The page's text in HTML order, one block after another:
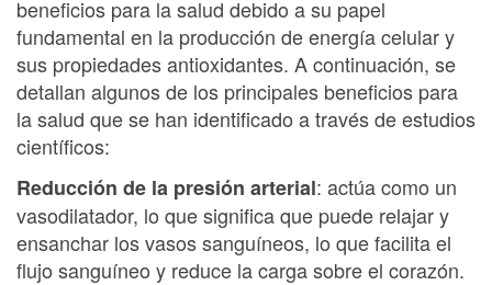
beneficios para la salud debido a su papel
fundamental en la producción de energía celular y
sus propiedades antioxidantes. A continuación, se
detallan algunos de los principales beneficios para
la salud que se han identificado a través de estudios
científicos:
Reducción de la presión arterial: actúa como un
vasodilatador, lo que significa que puede relajar y
ensanchar los vasos sanguíneos, lo que facilita el
flujo sanguíneo y reduce la carga sobre el corazón.